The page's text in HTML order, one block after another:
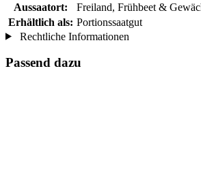
Aussaatort:
Freiland, Frühbeet &
Erhältlich als: Portionssaatgut
Rechtliche Informationen
Passend dazu